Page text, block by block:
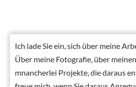
Ich lade Sie ein, sich über meine
Über meine Fotografie, über
mnancherlei Projekte, die daraus